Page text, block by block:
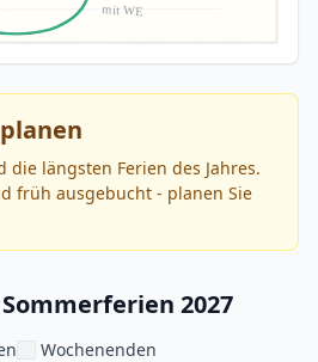
mit WE
die längsten Ferien des Jahres.
früh ausgebucht - planen Sie
2027
Wochenenden